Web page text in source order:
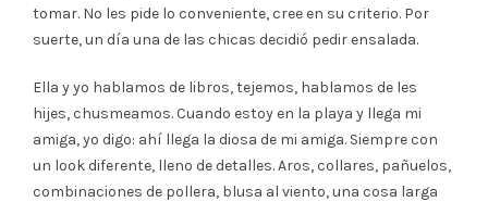
tomar. No les pide lo conveniente, cree en su criterio. Por
suerte, un día una de las chicas decidió pedir ensalada.
Ella y yo hablamos de libros, tejemos, hablamos de les
hijes, chusmeamos. Cuando estoy en la playa y llega mi
amiga, yo digo: ahí llega la diosa de mi amiga. Siempre con
un look diferente, lleno de detalles. Aros, collares, pañuelos,
combinaciones de pollera, blusa al viento, una cosa larga